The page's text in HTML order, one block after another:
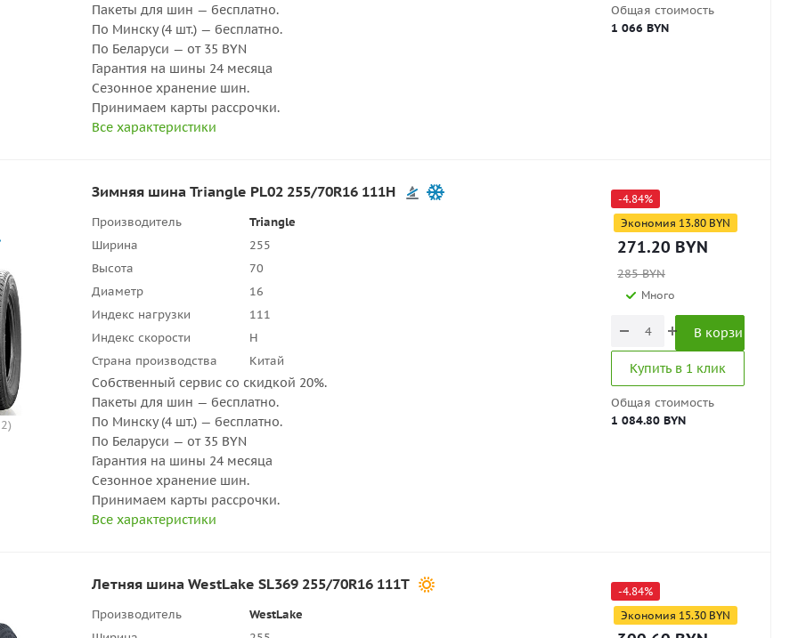
Пакеты для шин — бесплатно.
По Минску (4 шт.) — бесплатно.
По Беларуси — от 35 BYN
Гарантия на шины 24 месяца
Сезонное хранение шин.
Принимаем карты рассрочки.
Все характеристики
Общая стоимость
1 066 BYN
Зимняя шина Triangle PL02 255/70R16 111H
Производитель
Triangle
Ширина
255
Высота
70
Диаметр
16
Индекс нагрузки
111
Индекс скорости
H
Страна производства
Китай
Собственный сервис со скидкой 20%.
Пакеты для шин — бесплатно.
По Минску (4 шт.) — бесплатно.
По Беларуси — от 35 BYN
Гарантия на шины 24 месяца
Сезонное хранение шин.
Принимаем карты рассрочки.
Все характеристики
-4.84%
Экономия 13.80 BYN
271.20 BYN
285BYN
Много
В корзину
Купить в 1 клик
Общая стоимость
1 084.80 BYN
Летняя шина WestLake SL369 255/70R16 111T
Производитель
WestLake
-4.84%
Экономия 15.30 BYN